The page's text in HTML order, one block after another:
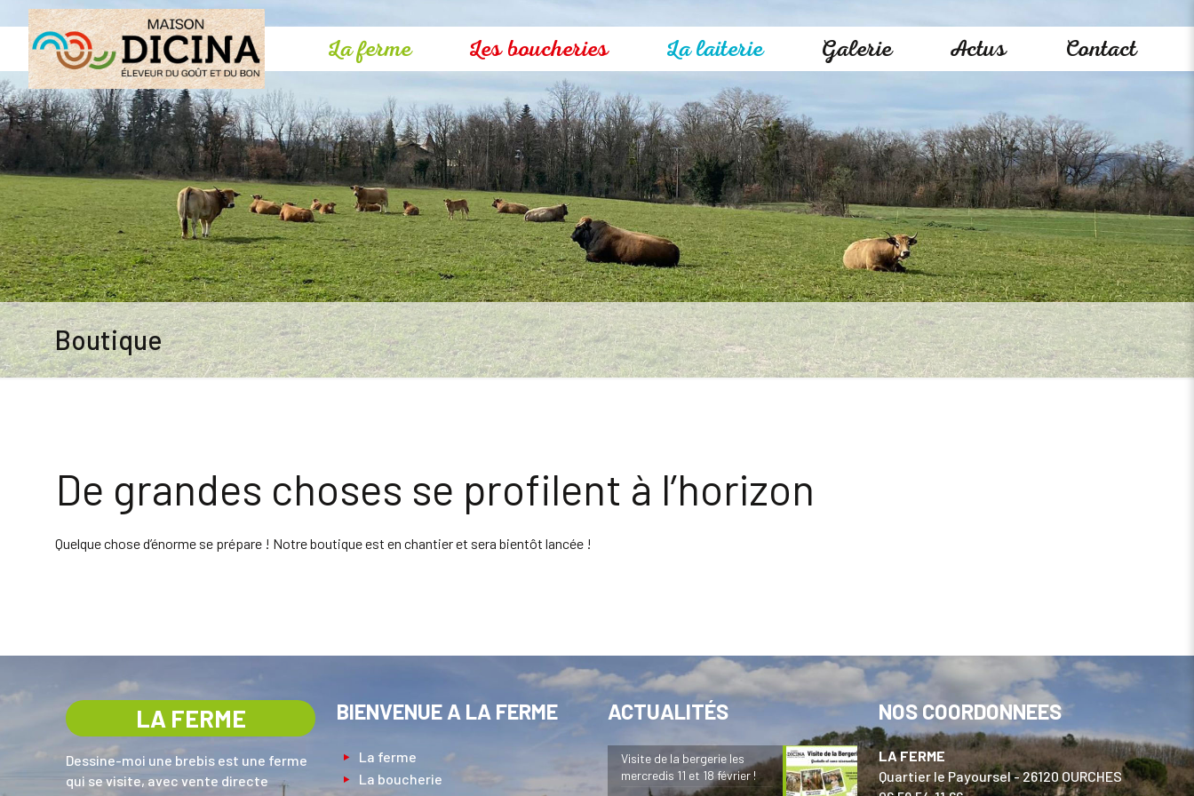
La ferme Les boucheries La laiterie Galerie Actus Contact
Boutique
De grandes choses se profilent à l’horizon
Quelque chose d’énorme se prépare ! Notre boutique est en chantier et sera bientôt lancée !
LA FERME
Dessine-moi une brebis est une ferme
qui se visite, avec vente directe
BIENVENUE A LA FERME
La ferme
La boucherie
ACTUALITÉS
Visite de la bergerie les
mercredis 11 et 18 février !
NOS COORDONNEES
LA FERME
Quartier le Payoursel - 26120 OURCHES